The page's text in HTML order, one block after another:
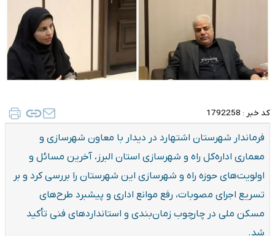
کد خبر : 1792258
فرماندار شهرستان اشتهارد در دیدار با معاون شهرسازی و
معماری اداره‌کل راه و شهرسازی استان البرز، آخرین مسائل و
اولویت‌های حوزه راه و شهرسازی این شهرستان را بررسی کرد و بر
تسریع اجرای مصوبات، رفع موانع اداری و پیشبرد طرح‌های
مسکن ملی در چارچوب زمان‌بندی و استانداردهای فنی تأکید
شد.